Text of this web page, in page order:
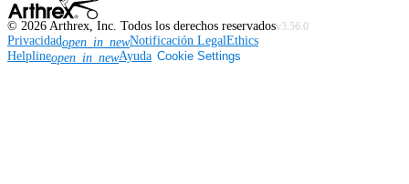
© 2026 Arthrex, Inc. Todos los derechos reservadosv3.56.0
Privacidadopen_in_newNotificación LegalEthics
Helplineopen_in_newAyuda Cookie Settings